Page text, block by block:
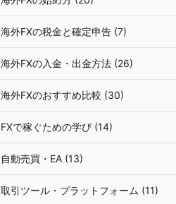
海外FXの税金と確定申告 (7)
海外FXの入金・出金方法 (26)
海外FXのおすすめ比較 (30)
FXで稼ぐための学び (14)
自動売買・EA (13)
取引ツール・プラットフォーム (11)